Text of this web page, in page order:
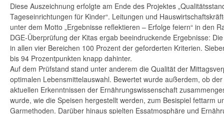
Diese Auszeichnung erfolgte am Ende des Projektes
Tageseinrichtungen für Kinder“. Leitungen und
unter dem Motto „Ergebnisse reflektieren – Erfolge feiern“ in den
DGE-Überprüfung der Kitas ergab beeindruckende Ergebnisse:
in allen vier Bereichen 100 Prozent der geforderten Kriterien.
bis 94 Prozentpunkten knapp dahinter.
Auf dem Prüfstand stand unter anderem die Qualität der
optimalen Lebensmittelauswahl. Bewertet wurde außerdem, ob
aktuellen Erkenntnissen der Ernährungswissenschaft
wurde, wie die Speisen hergestellt werden, zum Besispiel fettarm
Garmethoden. Darüber hinaus spielten Essatmosphäre und